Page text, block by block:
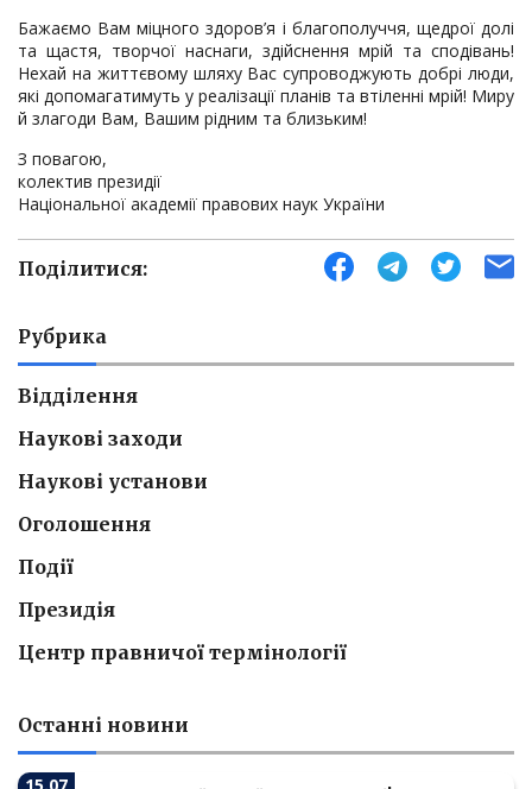
Бажаємо Вам міцного здоров’я і благополуччя, щедрої долі
та щастя, творчої наснаги, здійснення мрій та сподівань!
Нехай на життєвому шляху Вас супроводжують добрі люди,
які допомагатимуть у реалізації планів та втіленні мрій! Миру
й злагоди Вам, Вашим рідним та близьким!
З повагою,
колектив президії
Національної академії правових наук України
Поділитися:
Рубрика
Відділення
Наукові заходи
Наукові установи
Оголошення
Події
Президія
Центр правничої термінології
Останні новини